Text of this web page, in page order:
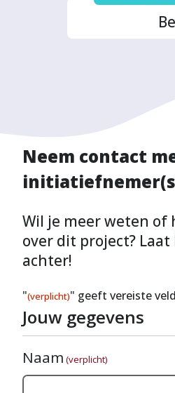
Neem contact
Wil je meer weten of
over dit project?
achter!
"(verplicht)" geeft vereiste
Jouw gegevens
Naam (verplicht)